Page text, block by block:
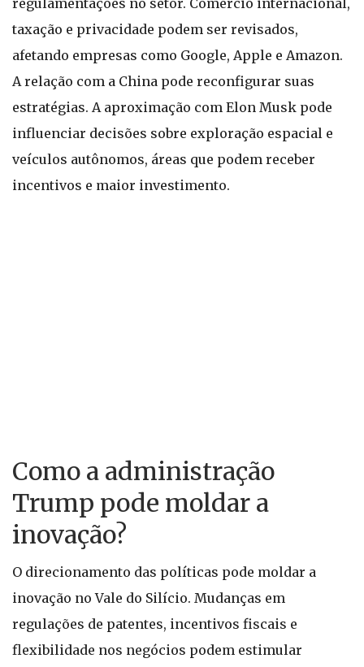
regulamentações no setor. Comércio internacional,
taxação e privacidade podem ser revisados,
afetando empresas como Google, Apple e Amazon.
A relação com a China pode reconfigurar suas
estratégias. A aproximação com Elon Musk pode
influenciar decisões sobre exploração espacial e
veículos autônomos, áreas que podem receber
incentivos e maior investimento.
Como a administração
Trump pode moldar a
inovação?
O direcionamento das políticas pode moldar a
inovação no Vale do Silício. Mudanças em
regulações de patentes, incentivos fiscais e
flexibilidade nos negócios podem estimular